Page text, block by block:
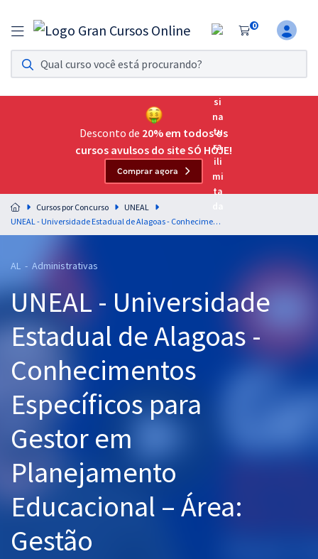
0
Assinatura Ilimitada 11
Acesso a todos os cursos. Teste grátis por 7 dias!
Assinatura OAB Até Passar
Acesso ilimitado a toda preparação para o Exame da
Residências Multiprofissionais
Preparação completa e intensiva para as principais
residências em saúde do Brasil
Cursos 20% OFF
Pós
Graduação
OAB
Questões grátis
Aprovados
Desconto de 20% em todos os
cursos avulsos do site SÓ HOJE!
Comprar agora
Cursos por Concurso
UNEAL
UNEAL - Universidade Estadual de Alagoas - Conhecimentos Específicos para Gestor em Planejamento Educacional – Área: Gestão
AL - Administrativas
UNEAL - Universidade
Estadual de Alagoas -
Conhecimentos
Específicos para
Gestor em
Planejamento
Educacional – Área:
Gestão